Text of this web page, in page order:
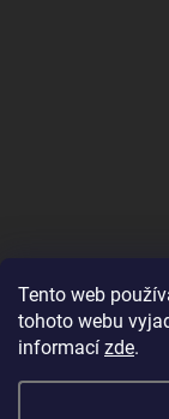
Tento web
tohoto webu
informací zde.